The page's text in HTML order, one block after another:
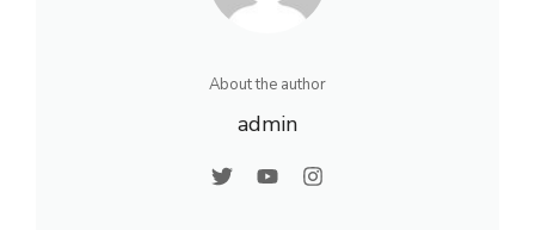
About the author
admin